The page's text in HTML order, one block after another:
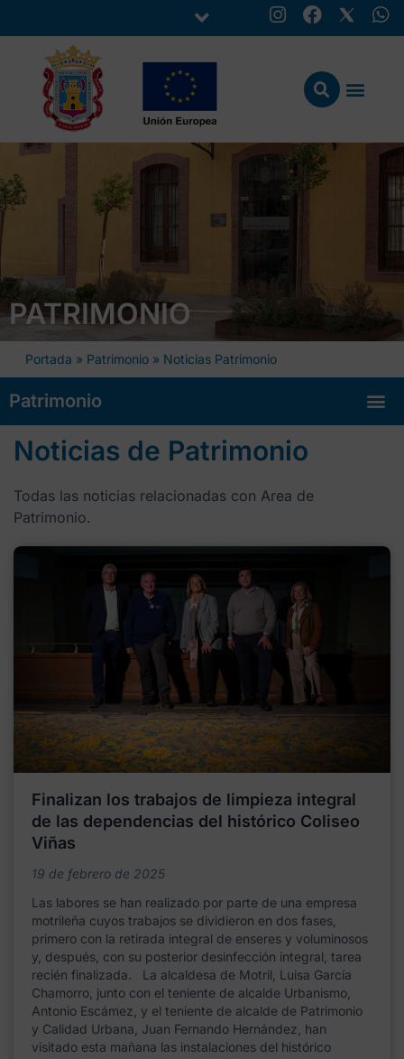
PATRIMONIO
Portada » Patrimonio » Noticias Patrimonio
Patrimonio
Noticias de Patrimonio
Todas las noticias relacionadas con Area de
Patrimonio.
Finalizan los trabajos de limpieza integral
de las dependencias del histórico Coliseo
Viñas
19 de febrero de 2025
Las labores se han realizado por parte de una empresa
motrileña cuyos trabajos se dividieron en dos fases,
primero con la retirada integral de enseres y voluminosos
y, después, con su posterior desinfección integral, tarea
recién finalizada. La alcaldesa de Motril, Luisa García
Chamorro, junto con el teniente de alcalde Urbanismo,
Antonio Escámez, y el teniente de alcalde de Patrimonio
y Calidad Urbana, Juan Fernando Hernández, han
visitado esta mañana las instalaciones del histórico